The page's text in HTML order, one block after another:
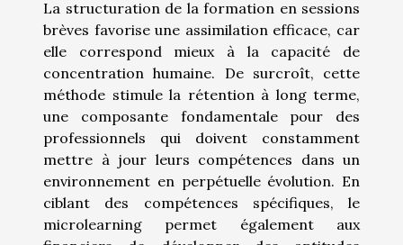
La structuration de la formation en sessions
brèves favorise une assimilation efficace, car
elle correspond mieux à la capacité de
concentration humaine. De surcroît, cette
méthode stimule la rétention à long terme,
une composante fondamentale pour des
professionnels qui doivent constamment
mettre à jour leurs compétences dans un
environnement en perpétuelle évolution. En
ciblant des compétences spécifiques, le
microlearning permet également aux